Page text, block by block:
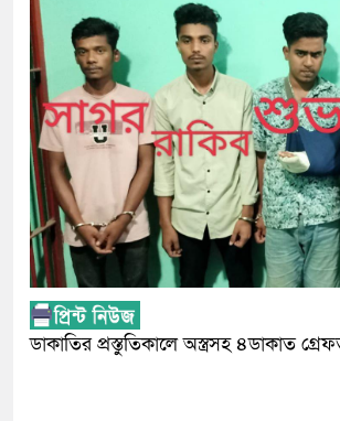
ডাকাতির প্রস্তুতিকালে অস্ত্রসহ ৪ডাকাত